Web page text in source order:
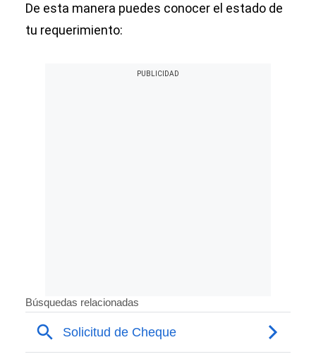
De esta manera puedes conocer el estado de
tu requerimiento: